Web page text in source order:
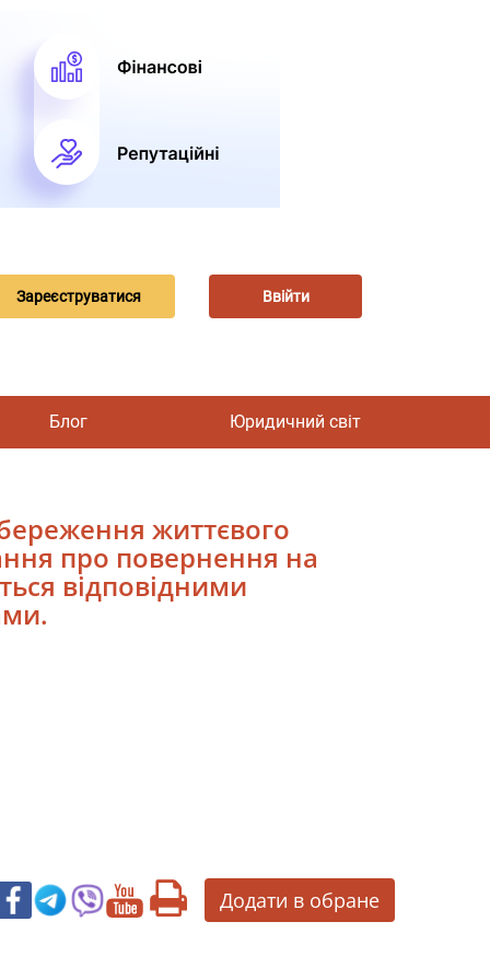
Зареєструватися Ввійти
Блог Юридичний світ
життєвого
про повернення на
відповідними
Додати в обране